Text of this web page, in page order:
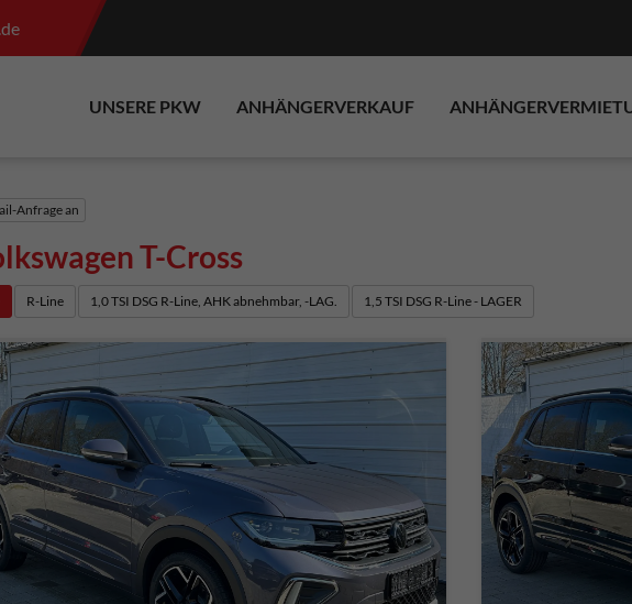
UNSERE PKW ANHÄNGERVERKAUF
Anfrage an
T-Cross
R-Line 1,0 TSI DSG R-Line, AHK abnehmbar, -LAG. 1,5 TSI DSG R-Line - LAGER